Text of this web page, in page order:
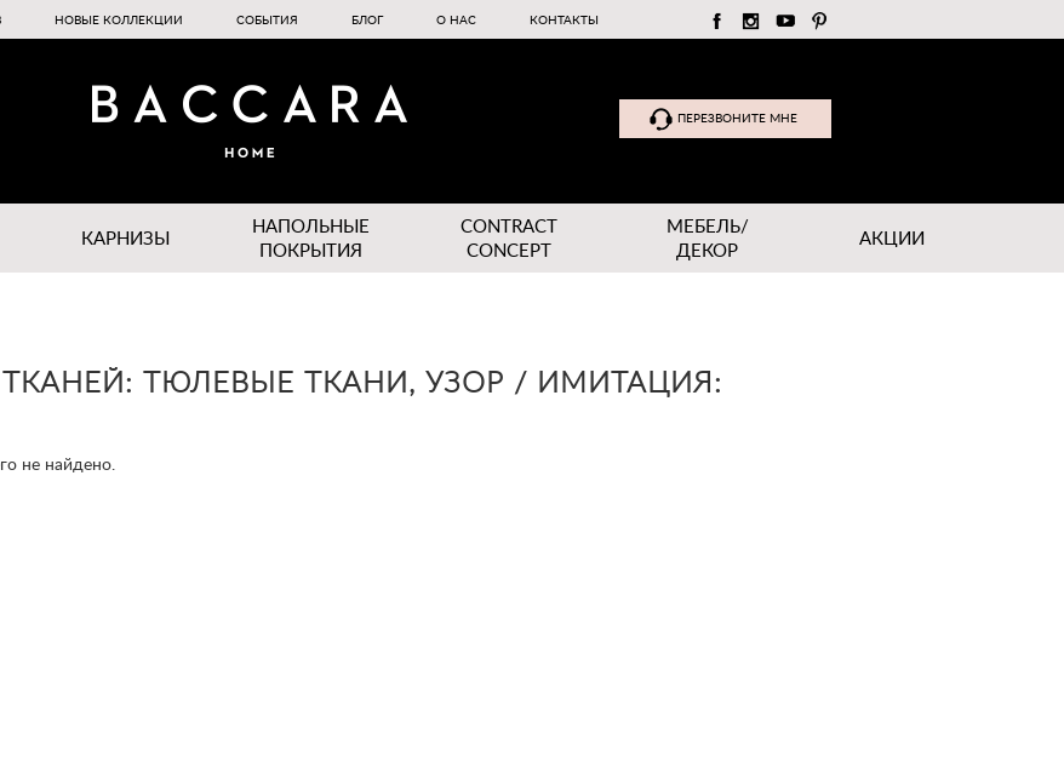
НОВЫЕ КОЛЛЕКЦИИ СОБЫТИЯ БЛОГ О НАС КОНТАКТЫ
ПЕРЕЗВОНИТЕ МНЕ
КАРНИЗЫ
НАПОЛЬНЫЕ
ПОКРЫТИЯ
CONTRACT
CONCEPT
МЕБЕЛЬ/
ДЕКОР
АКЦИИ
ТКАНЕЙ: ТЮЛЕВЫЕ ТКАНИ, УЗОР / ИМИТАЦИЯ:
не найдено.